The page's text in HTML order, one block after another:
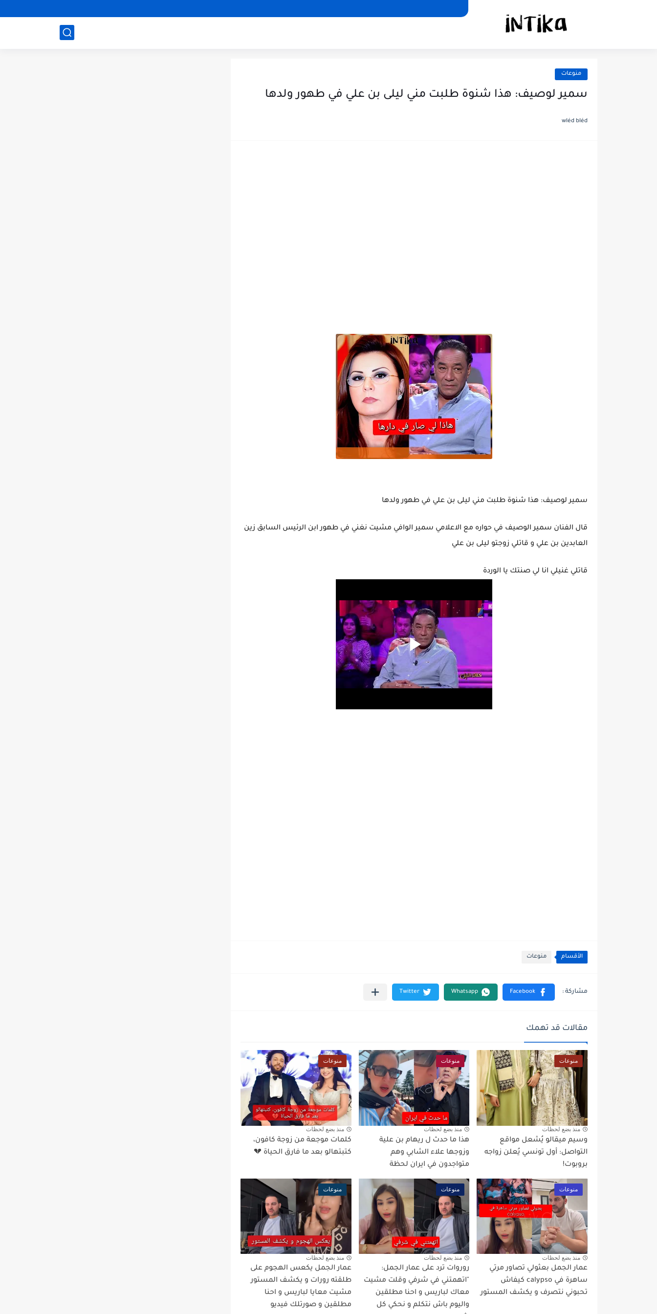
منوعات
سمير لوصيف: هذا شنوة طلبت مني ليلى بن علي في طهور ولدها
wléd bléd
سمير لوصيف: هذا شنوة طلبت مني ليلى بن علي في طهور ولدها
قال الفنان سمير الوصيف في حواره مع الاعلامي سمير الوافي مشيت نغني في طهور ابن الرئيس السابق زين
العابدين بن علي و قاتلي زوجتو ليلى بن علي
قاتلي غنيلي انا لي صنتك يا الوردة
الأقسام منوعات
مقالات قد تهمك
منوعات
منذ بضع لحظات
وسيم ميقالو يُشعل مواقع
التواصل: أول تونسي يُعلن زواجه
بروبوت!
منوعات
منذ بضع لحظات
هذا ما حدث ل ريهام بن علية
وزوجها علاء الشابي وهم
متواجدون في ايران لحظة
منوعات
منذ بضع لحظات
كلمات موجعة من زوجة كافون،
كتبتهالو بعد ما فارق الحياة 💔
منوعات
منذ بضع لحظات
عمار الجمل بعثولي تصاور مرتي
ساهرة في calypso كيفاش
تحبوني نتصرف و يكشف المستور
منوعات
منذ بضع لحظات
روروات ترد على عمار الجمل:
"اتهمتني في شرفي وقلت مشيت
معاك لباريس و احنا مطلقين
واليوم باش نتكلم و نحكي كل
منوعات
منذ بضع لحظات
عمار الجمل يكعس الهجوم على
طلقته رورات و يكشف المستور
مشيت معايا لباريس و احنا
مطلقين و صورتلك فيديو